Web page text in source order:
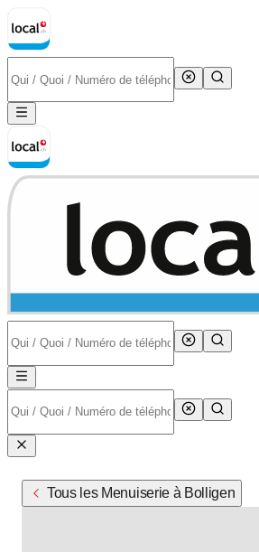
Tous les Menuiserie à Bolligen